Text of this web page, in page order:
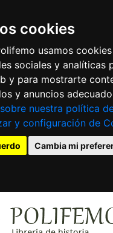
cookies
usamos
sociales y analíticas
y para mostrarte
y anuncios
nuestra política
y configuración de
Cambia mi